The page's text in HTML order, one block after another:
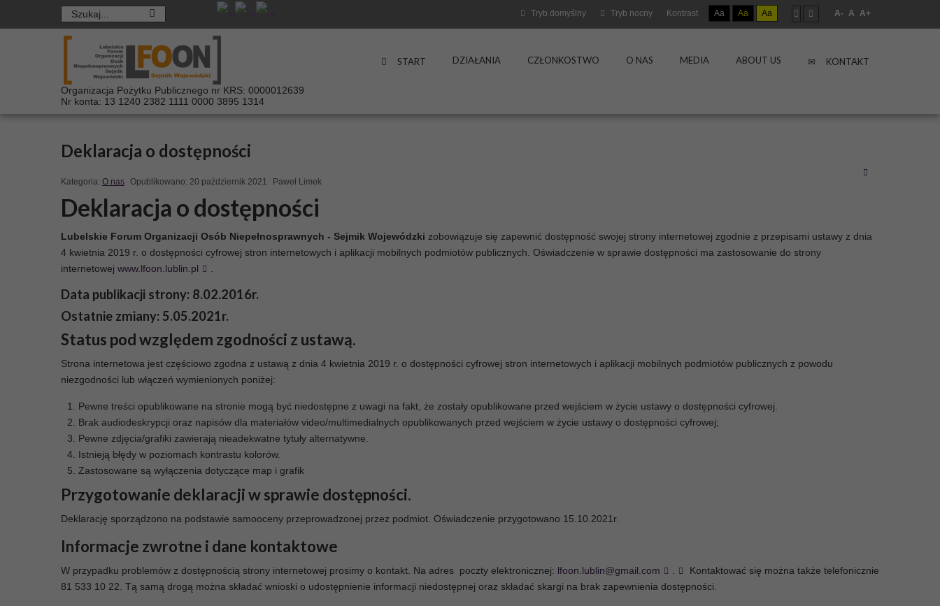
Tryb domyślny Tryb nocny Kontrast Aa Aa Aa A- A A+
Organizacja Pożytku Publicznego nr KRS: 0000012639
Nr konta: 13 1240 2382 1111 0000 3895 1314
START DZIAŁANIA CZŁONKOSTWO O NAS MEDIA ABOUT US KONTAKT
Deklaracja o dostępności
Kategoria: O nas Opublikowano: 20 październik 2021 Paweł Limek
Deklaracja o dostępności
Lubelskie Forum Organizacji Osób Niepełnosprawnych - Sejmik Wojewódzki zobowiązuje się zapewnić dostępność swojej strony internetowej zgodnie z przepisami ustawy z dnia
4 kwietnia 2019 r. o dostępności cyfrowej stron internetowych i aplikacji mobilnych podmiotów publicznych. Oświadczenie w sprawie dostępności ma zastosowanie do strony
internetowej www.lfoon.lublin.pl .
Data publikacji strony: 8.02.2016r.
Ostatnie zmiany: 5.05.2021r.
Status pod względem zgodności z ustawą.
Strona internetowa jest częściowo zgodna z ustawą z dnia 4 kwietnia 2019 r. o dostępności cyfrowej stron internetowych i aplikacji mobilnych podmiotów publicznych z powodu
niezgodności lub włączeń wymienionych poniżej:
Pewne treści opublikowane na stronie mogą być niedostępne z uwagi na fakt, że zostały opublikowane przed wejściem w życie ustawy o dostępności cyfrowej.
Brak audiodeskrypcji oraz napisów dla materiałów video/multimedialnych opublikowanych przed wejściem w życie ustawy o dostępności cyfrowej;
Pewne zdjęcia/grafiki zawierają nieadekwatne tytuły alternatywne.
Istnieją błędy w poziomach kontrastu kolorów.
Zastosowane są wyłączenia dotyczące map i grafik
Przygotowanie deklaracji w sprawie dostępności.
Deklarację sporządzono na podstawie samooceny przeprowadzonej przez podmiot. Oświadczenie przygotowano 15.10.2021r.
Informacje zwrotne i dane kontaktowe
W przypadku problemów z dostępnością strony internetowej prosimy o kontakt. Na adres poczty elektronicznej: lfoon.lublin@gmail.com .
Kontaktować się można także telefonicznie
81 533 10 22. Tą samą drogą można składać wnioski o udostępnienie informacji niedostępnej oraz składać skargi na brak zapewnienia dostępności.